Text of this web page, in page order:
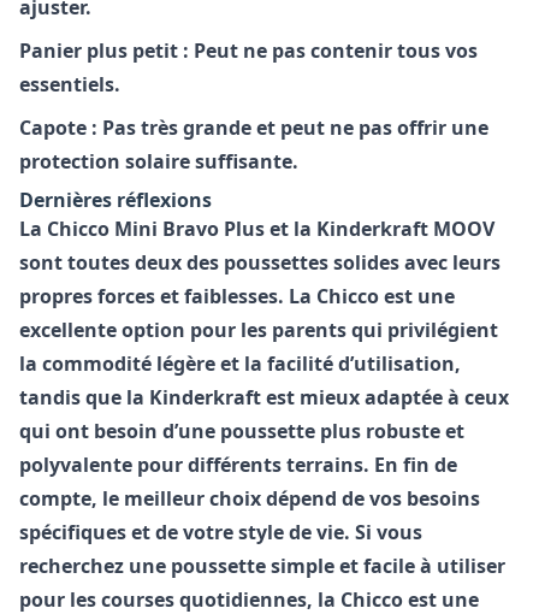
ajuster.
Panier plus petit : Peut ne pas contenir tous vos
essentiels.
Capote : Pas très grande et peut ne pas offrir une
protection solaire suffisante.
Dernières réflexions
La Chicco Mini Bravo Pluset la Kinderkraft MOOV
sont toutes deux des poussettes solides avec leurs
propres forces et faiblesses. La Chicco est une
excellente option pour les parents qui privilégient
la commodité légère et la facilité d’utilisation,
tandis que la Kinderkraft est mieux adaptée à ceux
qui ont besoin d’une poussette plus robuste et
polyvalente pour différents terrains. En fin de
compte, le meilleur choix dépend de vos besoins
spécifiques et de votre style de vie. Si vous
recherchez une poussette simple et facile à utiliser
pour les courses quotidiennes, la Chicco est une